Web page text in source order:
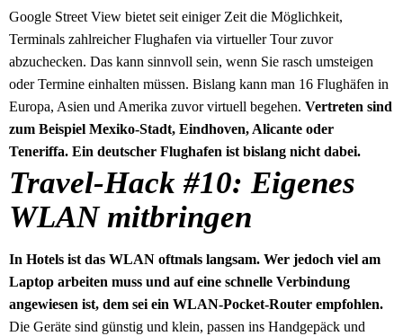
Google Street View bietet seit einiger Zeit die Möglichkeit,
Terminals zahlreicher Flughafen via virtueller Tour zuvor
abzuchecken. Das kann sinnvoll sein, wenn Sie rasch umsteigen
oder Termine einhalten müssen. Bislang kann man 16 Flughäfen in
Europa, Asien und Amerika zuvor virtuell begehen. Vertreten sind
zum Beispiel Mexiko-Stadt, Eindhoven, Alicante oder
Teneriffa. Ein deutscher Flughafen ist bislang nicht dabei.
Travel-Hack #10: Eigenes
WLAN mitbringen
In Hotels ist das WLAN oftmals langsam. Wer jedoch viel am
Laptop arbeiten muss und auf eine schnelle Verbindung
angewiesen ist, dem sei ein WLAN-Pocket-Router empfohlen.
Die Geräte sind günstig und klein, passen ins Handgepäck und